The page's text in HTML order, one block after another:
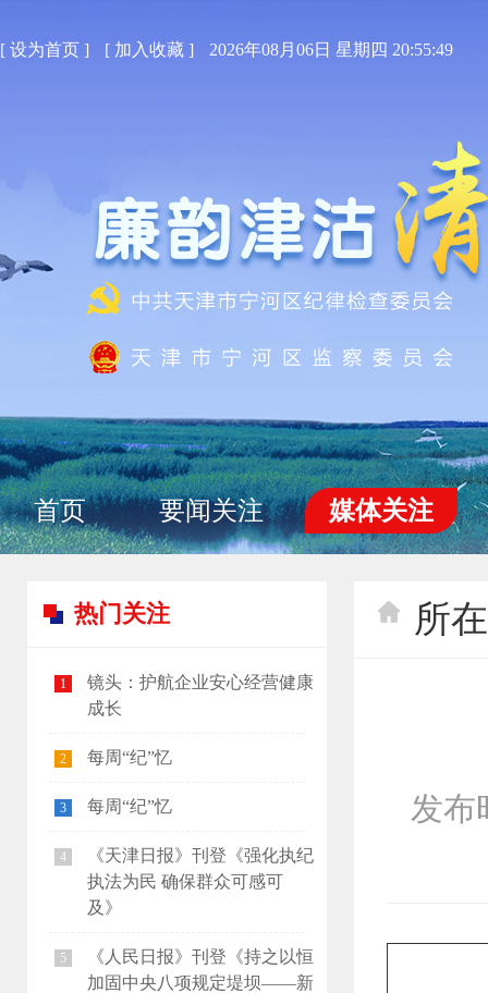
[ 设为首页 ] [ 加入收藏 ] 2026年08月06日 星期四 20:55:50
首页 要闻关注 媒体关注
热门关注
1
镜头：护航企业安心经营健康
成长
2 每周“纪”忆
3 每周“纪”忆
4
《天津日报》刊登《强化执纪
执法为民 确保群众可感可
及》
5
《人民日报》刊登《持之以恒
加固中央八项规定堤坝——新
所
发布